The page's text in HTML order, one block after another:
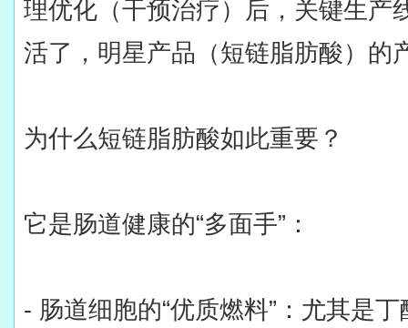
理优化（干预治疗）后，关键生产
活了，明星产品（短链脂肪酸）的
为什么短链脂肪酸如此重要？
它是肠道健康的“多面手”：
- 肠道细胞的“优质燃料”：尤其是